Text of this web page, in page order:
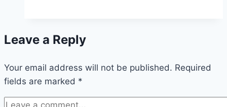
Question
Leave a Reply
Your email address will not be published. Required
fields are marked *